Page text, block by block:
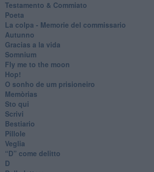
Testamento & Commiato
Poeta
​La colpa - Memorie del commissario
Autunno
Gracias a la vida
Somnium
Fly me to the moon
Hop!
O sonho de um prisioneiro
Memòrias
Sto qui
Scrivi
Bestiario
Pillole
Veglia
​“D” come delitto
D